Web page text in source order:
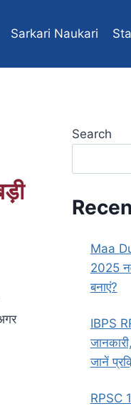
Sarkari Naukari
Search
Maa
2025
बनाएं?
IBPS
जानें
RPSC